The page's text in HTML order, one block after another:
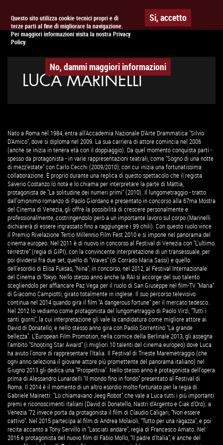
Questo sito utilizza cookie tecnici propri e di
terze parti al fine di migliorare la navigazione.
Per maggiori informazioni visita la nostra Privacy
Policy.
Si, accetto
No, dammi maggiori informazioni
APPUNTAMENTO AL CINEMA
LUCA MARINELLI
Nato a Roma nel 1984, entra all'Accademia Nazionale D'Arte Drammatica "Silvio
D'Amico", dove si diploma nel 2009. La sua carriera di attore comincia nel 2006
(anche se inizia in tenera età con il doppiaggio). Da quel momento conquista parti -
spesso da protagonista - in varie rappresentazioni teatrali, come "Sogno di una notte
di mezz'estate" con Carlo Cecchi (2009/2010), con cui inizia una fortunatissima
collaborazione. È proprio durante una replica di questo spettacolo che il regista
Saverio Costanzo lo nota e lo chiama per interpretare la parte di Mattia,
protagonista de "La solitudine dei numeri primi" (2010). Il lungometraggio - tratto
dall'omonimo romanzo di Paolo Giordano e presentato in concorso alla 67ma Mostra
del Cinema di Venezia, gli offre la possibilità di crescere personalmente e
professionalmente, costringendolo però a un importante lavoro sul corpo (Marinelli
dichiarerà di essere ingrassato fino a raggiungere i 99 chili). Con questo ruolo vince
il Premio Rivelazione Tertio Millennio Film Fest 2010 e si impone nel panorama del
cinema europeo. Nel 2011 è di nuovo in concorso al Festival di Venezia con "L'ultimo
terrestre" (regia di GIPI), con la convincente interpretazione di un transessuale, per
poi dividersi fra due set, quello di "Waves" (di Corrado Maria Sassi) e quello
dell'esordio di Elisa Fuksas, "Nina", in concorso, nel 2012, al Festival Internazionale
del Cinema di Tokyo. Nello stesso anno anche la RAI si accorge del suo talento
scegliendolo per affiancare Paz Vega per il ruolo di San Giuseppe nel film-TV "Maria"
di Giacomo Campiotti, girato totalmente in inglese. Il suo percorso televisivo
continua nel 2014 quando gira il film "A dangerous fortune" per il mercato tedesco.
Nel 2012 lo vediamo come protagonista del lungometraggio di Paolo Virzì, "Tutti i
santi giorni", la cui interpretazione gli vale la candidatura come migliore attore ai
David di Donatello, e nello stesso anno gira con Paolo Sorrentino "La grande
bellezza". L'European Film Promotion, nella cornice della Berlinale 2013, gli assegna
l'ambito "Shooting Star Award" (i migliori 10 talenti del cinema europeo) dove Luca
ha avuto l'onore di rappresentare l'Italia. Il Festival di Trieste Maremetraggio (che
ogni anno seleziona il giovane attore più promettente del panorama italiano) nel
Giugno 2013 gli dedica una "Prospettiva". Nello stesso anno è protagonista dell'opera
prima di Alessandro Lunardelli "Il mondo fino in fondo" presentato al Festival di
Roma. Il 2014 è il momento di un altro esordio molto fortunato per la regia di
Gabriele Mainetti: "Lo chiamavano Jeeg Robot" che vale a Luca tutti i più importanti
premi e riconoscimenti italiani (David di Donatello, Nastri d'Argento e Ciak d'Oro); a
Venezia '72 invece porta da protagonista il film di Claudio Caligari, "Non essere
cattivo". Nel 2015 partecipa al film di Andrea Molaioli, "Tutto per una ragazza", e poi
recita accanto a Tony Servillo in "Lasciati andare", regia di Francesco Amato. Nel
2016 è protagonista del nuovo film di Fabio Mollo, "Il padre d'Italia", e anche del